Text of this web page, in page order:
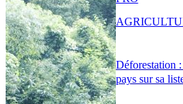
Déforestation
pays sur sa